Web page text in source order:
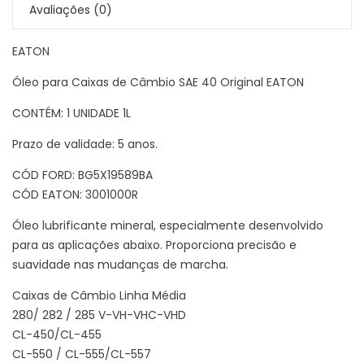
Avaliações (0)
EATON
Óleo para Caixas de Câmbio SAE 40 Original EATON
CONTÉM: 1 UNIDADE 1L
Prazo de validade: 5 anos.
CÓD FORD: BG5X19589BA
CÓD EATON: 3001000R
Óleo lubrificante mineral, especialmente desenvolvido
para as aplicações abaixo. Proporciona precisão e
suavidade nas mudanças de marcha.
Caixas de Câmbio Linha Média
280/ 282 / 285 V-VH-VHC-VHD
CL-450/CL-455
CL-550 / CL-555/CL-557